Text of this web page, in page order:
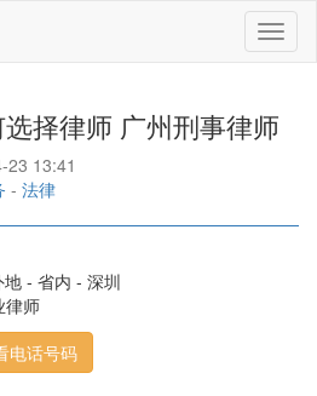
择律师 广州刑事律师
23 13:41
- 法律
- 省内 - 深圳
律师
电话号码